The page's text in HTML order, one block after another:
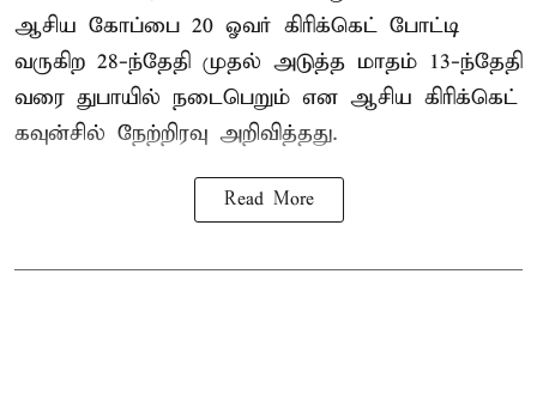
ஆசிய கோப்பை 20 ஓவர் கிரிக்கெட் போட்டி
வருகிற 28-ந்தேதி முதல் அடுத்த மாதம் 13-ந்தேதி
வரை துபாயில் நடைபெறும் என ஆசிய கிரிக்கெட்
கவுன்சில் நேற்றிரவு அறிவித்தது.
Read More